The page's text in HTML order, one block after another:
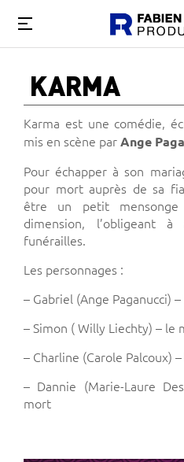
KARMA
Karma est une comédie,
mis en scène parAnge
Pour échapper à son
pour mort auprès de sa
être un petit
dimension, l’obligeant
funérailles.
Les personnages :
– Gabriel (Ange Paganucci)
– Simon ( Willy Liechty) –
– Charline (Carole Palcoux)
– Dannie (Marie-Laure
mort